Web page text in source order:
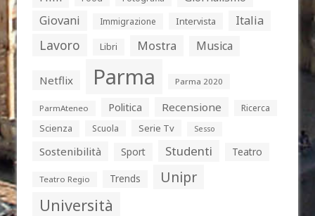
Giovani Immigrazione Intervista Italia
Lavoro Libri Mostra Musica
Netflix Parma Parma 2020
ParmAteneo Politica Recensione
Ricerca
Scienza
Scuola Serie Tv Sesso
Sostenibilità Sport Studenti Teatro
Teatro Regio Trends Unipr
Università